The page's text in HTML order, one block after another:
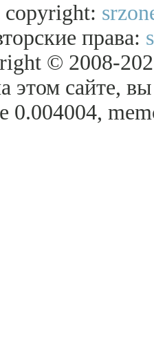
copyright:
права:
© 2008-
этом сайте,
0.004004,